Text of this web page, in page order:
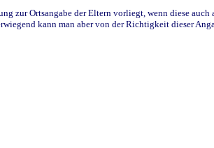
zur Ortsangabe der Eltern vorliegt, wenn diese auch
kann man aber von der Richtigkeit dieser